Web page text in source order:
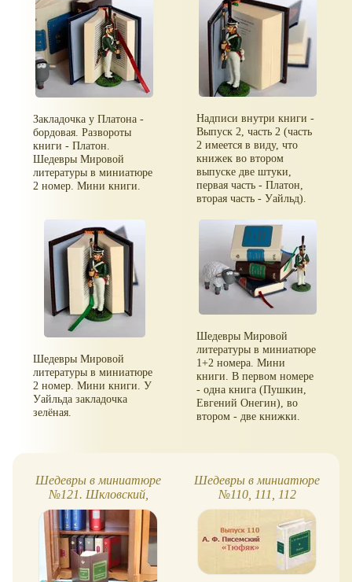
Закладочка у Платона -
бордовая. Развороты
книги - Платон.
Шедевры Мировой
литературы в миниатюре
2 номер. Мини книги.
Надписи внутри книги -
Выпуск 2, часть 2 (часть
2 имеется в виду, что
книжек во втором
выпуске две штуки,
первая часть - Платон,
вторая часть - Уайльд).
Шедевры Мировой
литературы в миниатюре
2 номер. Мини книги. У
Уайльда закладочка
зелёная.
Шедевры Мировой
литературы в миниатюре
1+2 номера. Мини
книги. В первом номере
- одна книга (Пушкин,
Евгений Онегин), во
втором - две книжки.
Шедевры в миниатюре
№121. Шкловский,
"Сентиментальное
путешествие"
Шедевры в миниатюре
№110, 111, 112